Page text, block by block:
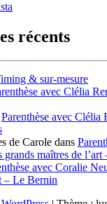
récents
& sur-mesure
avec Clélia
Parenthèse avec Clélia
de Carole dans
maîtres de l’art
avec Coralie
– Le Bernin